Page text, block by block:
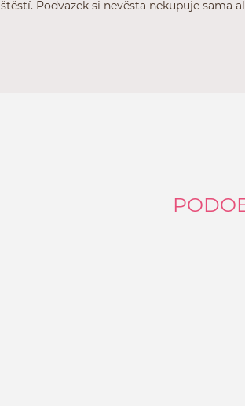
štěstí. Podvazek si nevěsta nekupuje sama